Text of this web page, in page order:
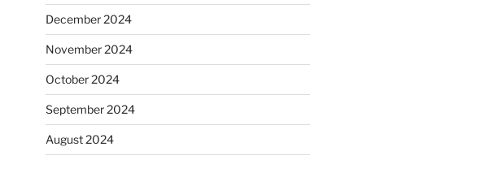
December 2024
November 2024
October 2024
September 2024
August 2024